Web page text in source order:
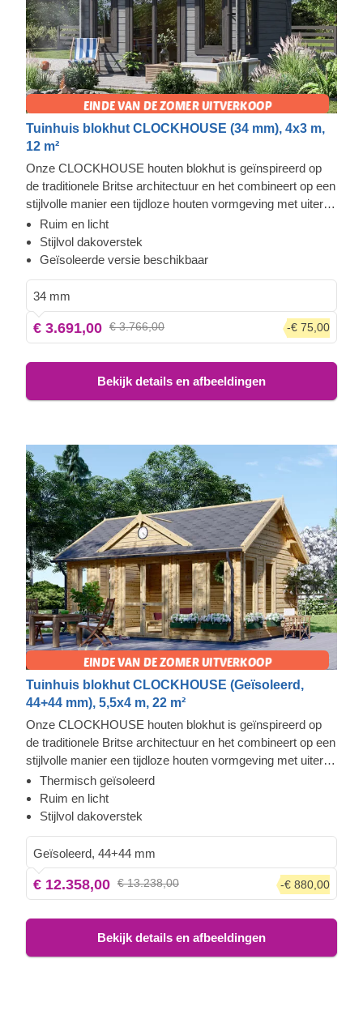
Tuinhuis blokhut CLOCKHOUSE (34 mm), 4x3 m,
12 m²
Onze CLOCKHOUSE houten blokhut is geïnspireerd op
de traditionele Britse architectuur en het combineert op een
stijlvolle manier een tijdloze houten vormgeving met uiterst
functioneel comfort. Deze ruime hut wordt overspoeld met
natuurlijk licht dankzij de enorme ramen en deuren die de
voorkant van het gebouw bedekken. Het is de perfecte
of een gezellige plek waar u met uw familie en vrienden
kunt samenkomen. Om het u zo gemakkelijk mogelijk te
maken, is er ook een geïsoleerde versie van dit model
verkrijgbaar.
Ruim en licht
Stijlvol dakoverstek
Geïsoleerde versie beschikbaar
34 mm
€ 3.691,00 € 3.766,00 -€ 75,00
Bekijk details en afbeeldingen
Tuinhuis blokhut CLOCKHOUSE (Geïsoleerd,
44+44 mm), 5,5x4 m, 22 m²
Onze CLOCKHOUSE houten blokhut is geïnspireerd op
de traditionele Britse architectuur en het combineert op een
stijlvolle manier een tijdloze houten vormgeving met uiterst
functioneel comfort. Deze ruime hut wordt overspoeld met
natuurlijk licht dankzij de enorme ramen en deuren die de
voorkant van het gebouw bedekken. Het is de perfecte
of een gezellige plek waar u met uw familie en vrienden
kunt samenkomen.
Thermisch geïsoleerd
Ruim en licht
Stijlvol dakoverstek
Geïsoleerd, 44+44 mm
€ 12.358,00 € 13.238,00 -€ 880,00
Bekijk details en afbeeldingen